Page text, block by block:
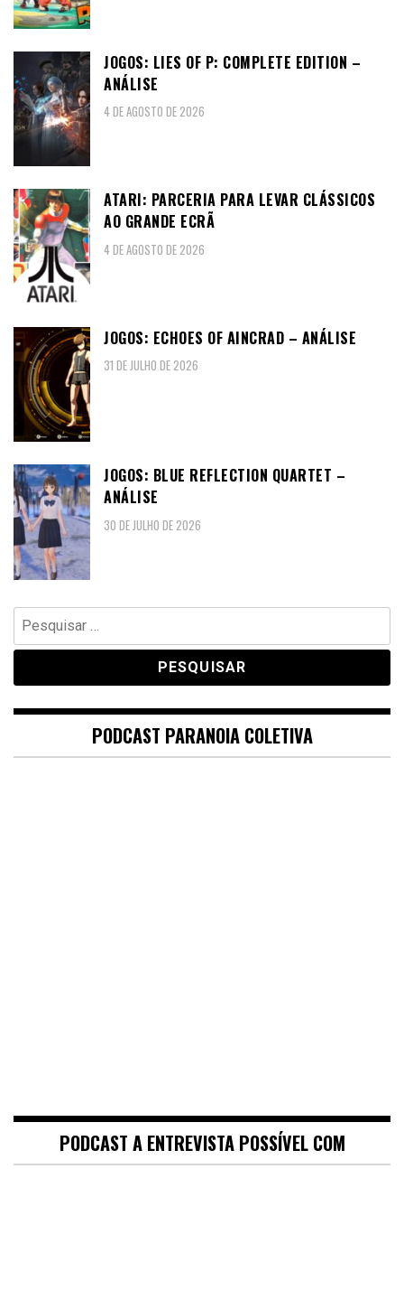
JOGOS: LIES OF P: COMPLETE EDITION –
ANÁLISE
4 DE AGOSTO DE 2026
ATARI: PARCERIA PARA LEVAR CLÁSSICOS
AO GRANDE ECRÃ
4 DE AGOSTO DE 2026
JOGOS: ECHOES OF AINCRAD – ANÁLISE
31 DE JULHO DE 2026
JOGOS: BLUE REFLECTION QUARTET –
ANÁLISE
30 DE JULHO DE 2026
Pesquisar
por:
PODCAST PARANOIA COLETIVA
PODCAST A ENTREVISTA POSSÍVEL COM